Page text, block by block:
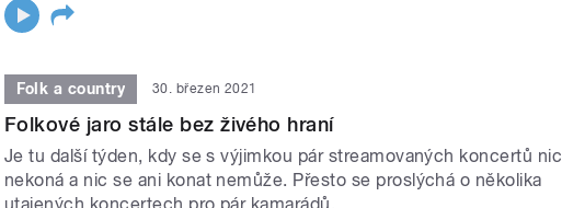
Folk a country 30. březen 2021
Folkové jaro stále bez živého hraní
Je tu další týden, kdy se s výjimkou pár streamovaných koncertů nic
nekoná a nic se ani konat nemůže. Přesto se proslýchá o několika
utajených koncertech pro pár kamarádů.